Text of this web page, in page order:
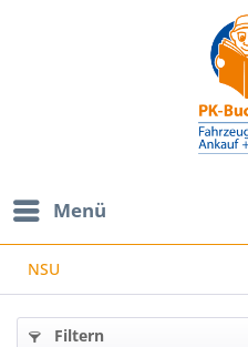
Menü
NSU
Filtern